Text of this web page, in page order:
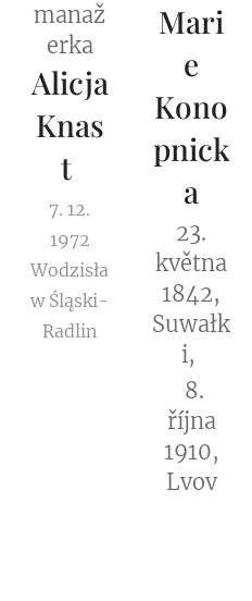
manaž
erka
Alicja
Knas
t
7. 12.
1972
Wodzisła
w Śląski-
Radlin
Mari
e
Kono
pnick
a
23.
května
1842,
Suwałk
i,
8.
října
1910,
Lvov